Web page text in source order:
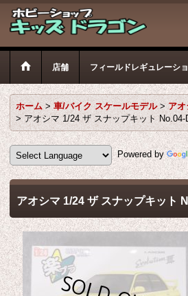
店舗 フィールドレギュレーシ
ホーム > 車/バイク スケールモデル > アオ
> アオシマ 1/24 ザ スナップキット
Powered by
アオシマ 1/24 ザ スナップキット